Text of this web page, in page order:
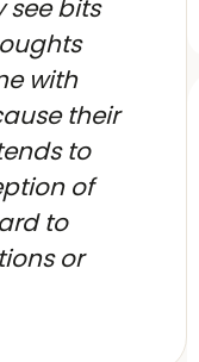
see bits
with
their
to
of
to
or